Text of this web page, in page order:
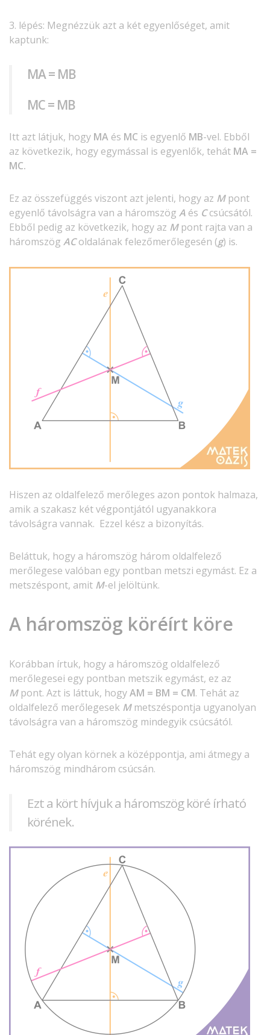
3. lépés: Megnézzük azt a két egyenlőséget, amit
kaptunk:
MA = MB
MC = MB
Itt azt látjuk, hogy MA és MC is egyenlő MB-vel. Ebből
az következik, hogy egymással is egyenlők, tehát MA =
MC.
Ez az összefüggés viszont azt jelenti, hogy az Mpont
egyenlő távolságra van a háromszög A és Ccsúcsától.
Ebből pedig az következik, hogy az Mpont rajta van a
háromszög AColdalának felezőmerőlegesén (g) is.
Hiszen az oldalfelező merőleges azon pontok halmaza,
amik a szakasz két végpontjától ugyanakkora
távolságra vannak. Ezzel kész a bizonyítás.
Beláttuk, hogy a háromszög három oldalfelező
merőlegese valóban egy pontban metszi egymást. Ez a
metszéspont, amit M​​​​​​​-el jelöltünk.
A háromszög köréírt köre
Korábban írtuk, hogy a háromszög oldalfelező
merőlegesei egy pontban metszik egymást, ez az
Mpont. Azt is láttuk, hogyAM = BM = CM. Tehát az
oldalfelező merőlegesek Mmetszéspontja ugyanolyan
távolságra van a háromszög mindegyik csúcsától.
Tehát egy olyan körnek a középpontja, ami átmegy a
háromszög mindhárom csúcsán.
Ezt a kört hívjuk a háromszög köré írható
körének.